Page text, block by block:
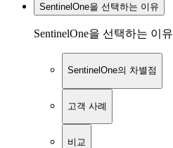
SentinelOne을 선택하는 이유
SentinelOne을 선택하는 이유
SentinelOne의 차별점
고객 사례
비교